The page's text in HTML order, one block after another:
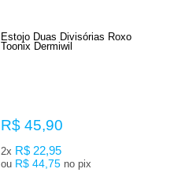
Estojo Duas Divisórias Roxo
Toonix Dermiwil
R$ 45,90
2x R$ 22,95
ou R$ 44,75 no pix